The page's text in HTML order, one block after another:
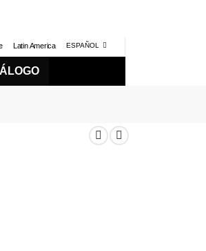
Latin America ESPAÑOL